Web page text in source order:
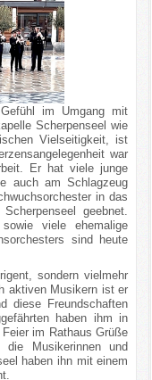
im Umgang mit
Scherpenseel wie
Vielseitigkeit, ist
war
Er hat viele junge
auch am Schlagzeug
in das
geebnet.
viele ehemalige
sind heute
sondern vielmehr
aktiven Musikern ist er
diese Freundschaften
haben ihm in
im Rathaus Grüße
die Musikerinnen und
haben ihn mit einem